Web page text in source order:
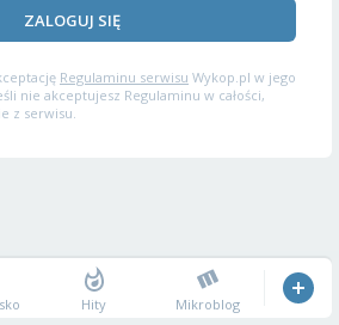
ZALOGUJ SIĘ
Regulaminu serwisu Wykop.pl w jego
nie akceptujesz Regulaminu w całości,
z serwisu.
Hity Mikroblog